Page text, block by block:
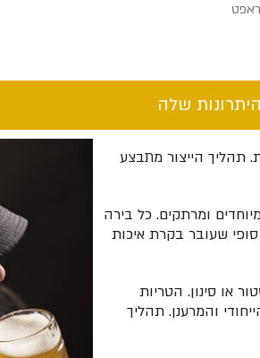
שלה​
תהליך הייצור מתבצע
ומרתקים. כל בירה
שעובר בקרת איכות
או סינון. הטריות
והמרענן. תהליך